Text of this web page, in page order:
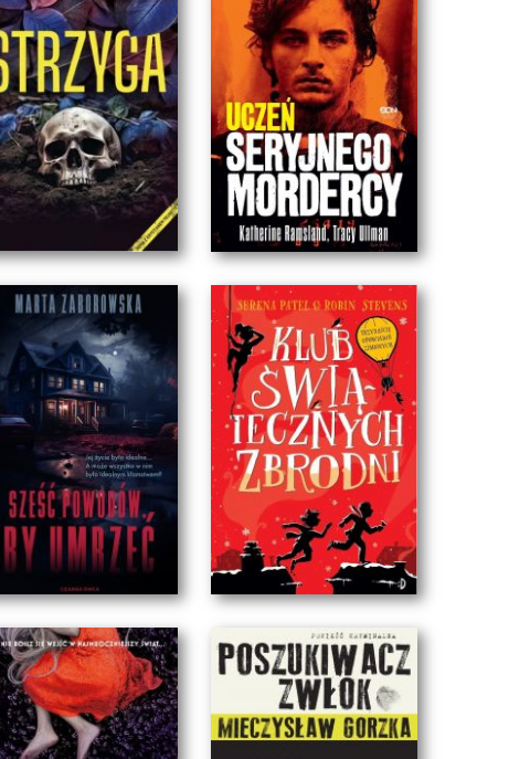
ÓSMA OFIARA
Katarzyna Bester
RYSA
Kamila Bryksy
STRZYGA
Adrian Ksycki